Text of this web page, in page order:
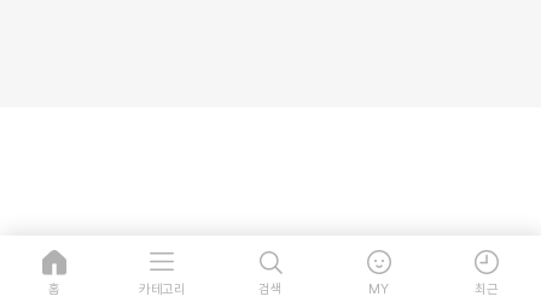
홈 카테고리 검색 MY 최근